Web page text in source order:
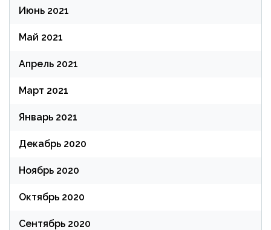
Июнь 2021
Май 2021
Апрель 2021
Март 2021
Январь 2021
Декабрь 2020
Ноябрь 2020
Октябрь 2020
Сентябрь 2020